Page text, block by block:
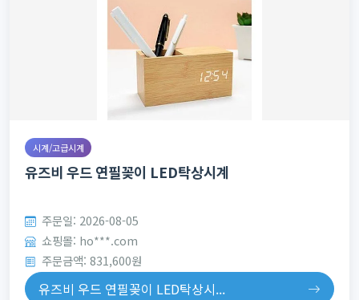
시계/고급시계
유즈비 우드 연필꽂이 LED탁상시계
주문일: 2026-08-05
쇼핑몰: ho***.com
주문금액: 831,600원
유즈비 우드 연필꽂이 LED탁상시...